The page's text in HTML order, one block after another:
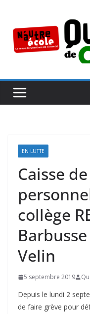
contenu
EN LUTTE
Caisse
collège
Velin
5 septembre 2019
Depuis le lundi 2
de faire grève pour